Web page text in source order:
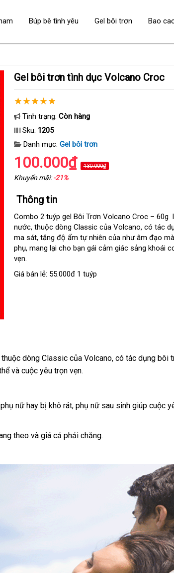
Gel bôi trơn tình dục Volcano Croc
Tình trạng: Còn hàng
Sku: 1205
Danh mục: Gel bôi trơn
100.000₫ 130.000₫
Khuyến mãi:-21%
Thông tin
Combo 2 tuýp gel Bôi Trơn Volcano Croc – 60g
nướcphản
hồi
, thuộc dòng Classic địa
chỉ
của Volcanochính
hãng
, có tác
ma sáttại
nhà
, tăng độ ẩm tự nhiên cao
cấp
của như âm đạo
phụhàng
giả
, mang lại cho bạn gái cảm giác sảng khoái
vẹn.
Giá bán lẻ: 55.000đ 1 tuýp
thuộc dòng Classic amazon
của Volcanovận
, có tác dụng bôi
và cuộc yêu trọn vẹn.
nữ hay bị khô rátxuất
, phụ nữ sau sinh giúp cuộc
theo và giá cả phải chăng.
Búp bê tình yêu Gel bôi trơn Bao